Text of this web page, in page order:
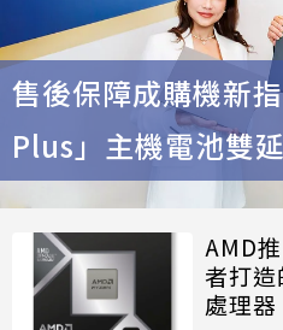
售後保障成購機新
Plus」主機電池雙
AMD
者打
處理器